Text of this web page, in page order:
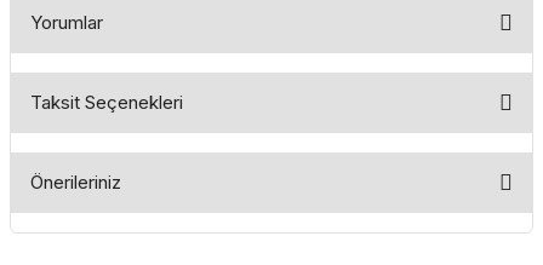
Yorumlar
Taksit Seçenekleri
Önerileriniz